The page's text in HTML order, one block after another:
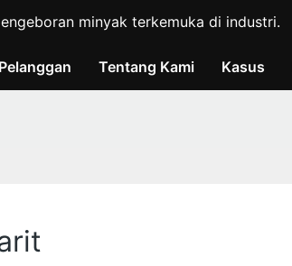
minyak terkemuka di industri.
Tentang Kami Kasus